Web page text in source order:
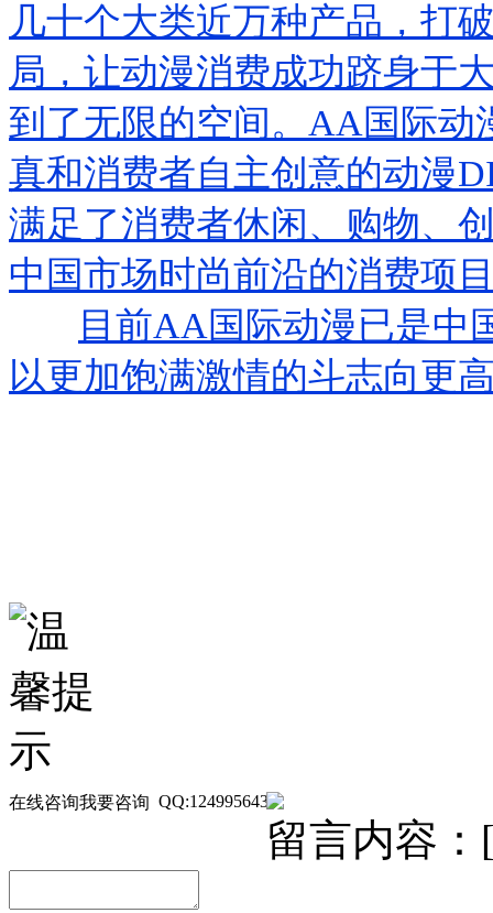
几十个大类近万种产品，打
局，让动漫消费成功跻身于
到了无限的空间。 AA国际动
真和消费者自主创意的动漫
满足了消费者休闲、购物、
中国市场时尚前沿的消费项
目前AA国际动漫已是中
以更加饱满激情的斗志向更
在线咨询我要咨询 QQ:1249956430
留言内容：